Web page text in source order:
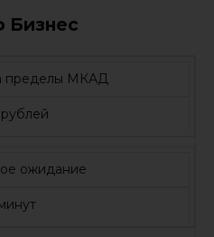
Бизнес
пределы МКАД
ожидание